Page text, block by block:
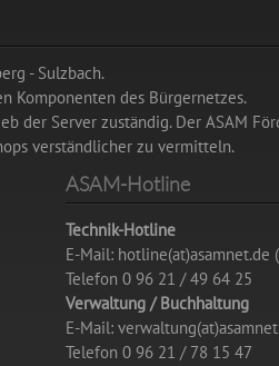
- Sulzbach.
Komponenten des Bürgernetzes.
der Server zuständig. Der ASAM
verständlicher zu vermitteln.
ASAM-Hotline
Technik-Hotline
E-Mail: hotline(at)asamnet.de
Telefon 0 96 21 / 49 64 25
Verwaltung / Buchhaltung
E-Mail:
Telefon 0 96 21 / 78 15 47